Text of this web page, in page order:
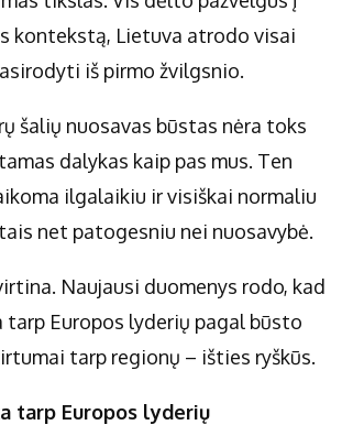
kontekstą, Lietuva atrodo visai
iš pirmo žvilgsnio.
šalių nuosavas būstas nėra toks
dalykas kaip pas mus. Ten
ilgalaikiu ir visiškai normaliu
net patogesniu nei nuosavybė.
Naujausi duomenys rodo, kad
tarp Europos lyderių pagal būsto
tarp regionų – išties ryškūs.
tarp Europos lyderių